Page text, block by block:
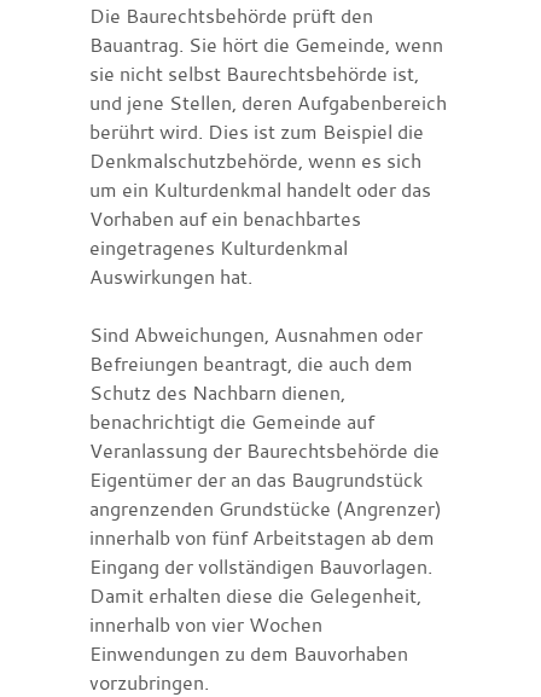
Die Baurechtsbehörde prüft den
Bauantrag. Sie hört die Gemeinde, wenn
sie nicht selbst Baurechtsbehörde ist,
und jene Stellen, deren Aufgabenbereich
berührt wird. Dies ist zum Beispiel die
Denkmalschutzbehörde, wenn es sich
um ein Kulturdenkmal handelt oder das
Vorhaben auf ein benachbartes
eingetragenes Kulturdenkmal
Auswirkungen hat.
Sind Abweichungen, Ausnahmen oder
Befreiungen beantragt, die auch dem
Schutz des Nachbarn dienen,
benachrichtigt die Gemeinde auf
Veranlassung der Baurechtsbehörde die
Eigentümer der an das Baugrundstück
angrenzenden Grundstücke (Angrenzer)
innerhalb von fünf Arbeitstagen ab dem
Eingang der vollständigen Bauvorlagen.
Damit erhalten diese die Gelegenheit,
innerhalb von vier Wochen
Einwendungen zu dem Bauvorhaben
vorzubringen.